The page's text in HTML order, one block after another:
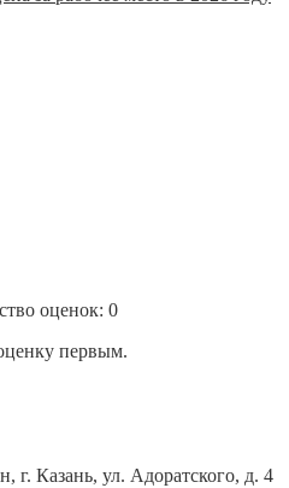
оценок: 0
первым.
г. Казань, ул. Адоратского, д. 4